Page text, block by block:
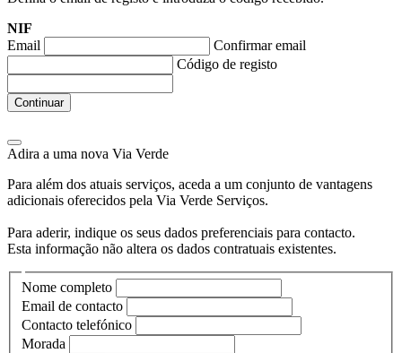
NIF
Email
Confirmar email
Código de registo
Continuar
Adira a uma nova Via Verde
Para além dos atuais serviços, aceda a um conjunto de vantagens
adicionais oferecidos pela Via Verde Serviços.
Para aderir, indique os seus dados preferenciais para contacto.
Esta informação não altera os dados contratuais existentes.
Nome completo
Email de contacto
Contacto telefónico
Morada